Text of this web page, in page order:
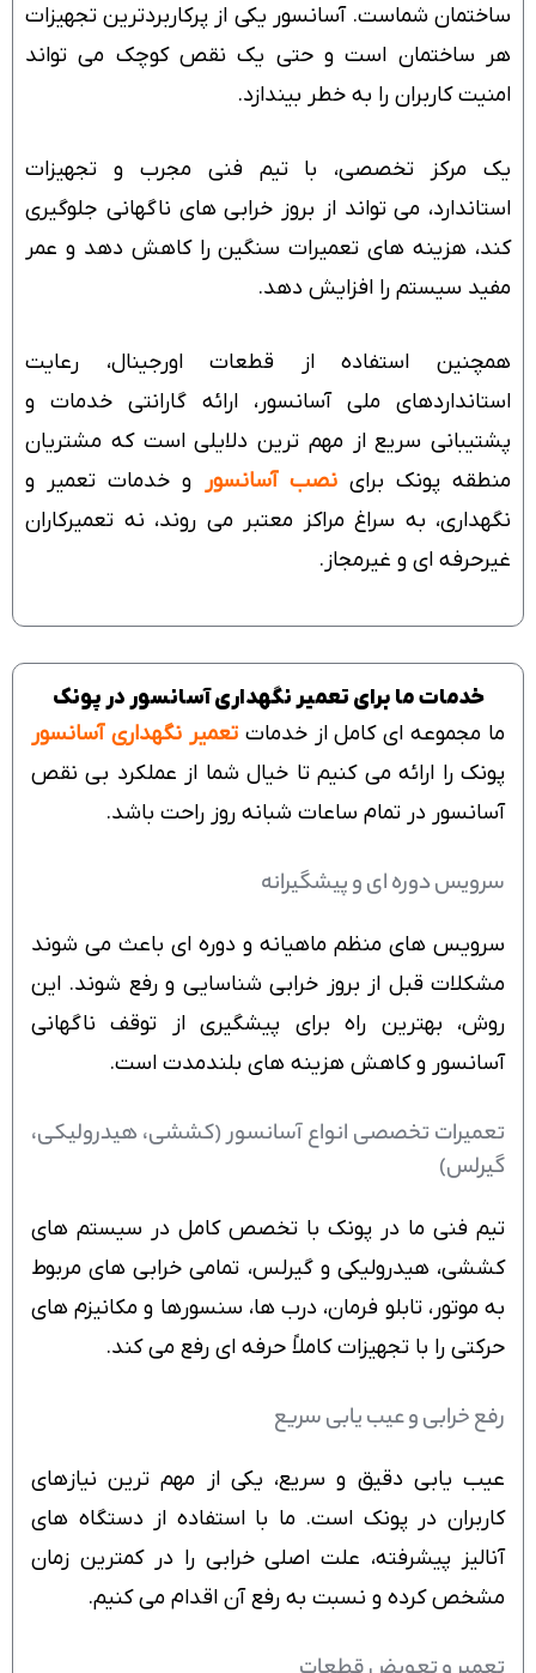
ساختمان شماست. آسانسور یکی از پرکاربردترین تجهیزات
هر ساختمان است و حتی یک نقص کوچک می تواند
امنیت کاربران را به خطر بیندازد.
یک مرکز تخصصی، با تیم فنی مجرب و تجهیزات
استاندارد، می تواند از بروز خرابی های ناگهانی جلوگیری
کند، هزینه های تعمیرات سنگین را کاهش دهد و عمر
مفید سیستم را افزایش دهد.
همچنین استفاده از قطعات اورجینال، رعایت
استانداردهای ملی آسانسور، ارائه گارانتی خدمات و
پشتیبانی سریع از مهم ترین دلایلی است که مشتریان
منطقه پونک براینصب آسانسور
و خدمات تعمیر و
نگهداری، به سراغ مراکز معتبر می روند، نه تعمیرکاران
غیرحرفه ای و غیرمجاز.
خدمات ما برای تعمیر نگهداری آسانسور در پونک
ما مجموعه ای کامل از خدماتتعمیر نگهداری آسانسور
پونک را ارائه می کنیم تا خیال شما از عملکرد بی نقص
آسانسور در تمام ساعات شبانه روز راحت باشد.
سرویس دوره ای و پیشگیرانه
سرویس های منظم ماهیانه و دوره ای باعث می شوند
مشکلات قبل از بروز خرابی شناسایی و رفع شوند. این
روش، بهترین راه برای پیشگیری از توقف ناگهانی
آسانسور و کاهش هزینه های بلندمدت است.
تعمیرات تخصصی انواع آسانسور (کششی، هیدرولیکی،
گیرلس)
تیم فنی ما در پونک با تخصص کامل در سیستم های
کششی، هیدرولیکی و گیرلس، تمامی خرابی های مربوط
به موتور، تابلو فرمان، درب ها، سنسورها و مکانیزم های
حرکتی را با تجهیزات کاملاً حرفه ای رفع می کند.
رفع خرابی و عیب یابی سریع
عیب یابی دقیق و سریع، یکی از مهم ترین نیازهای
کاربران در پونک است. ما با استفاده از دستگاه های
آنالیز پیشرفته، علت اصلی خرابی را در کمترین زمان
مشخص کرده و نسبت به رفع آن اقدام می کنیم.